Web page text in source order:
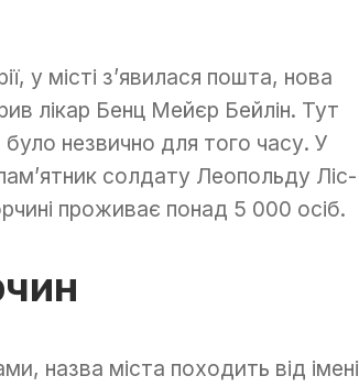
у місті з’явилася пошта, нова
лікар Бенц Мейєр Бейлін. Тут
незвично для того часу. У
солдату Леопольду Ліс-
проживає понад 5 000 осіб.
назва міста походить від імені